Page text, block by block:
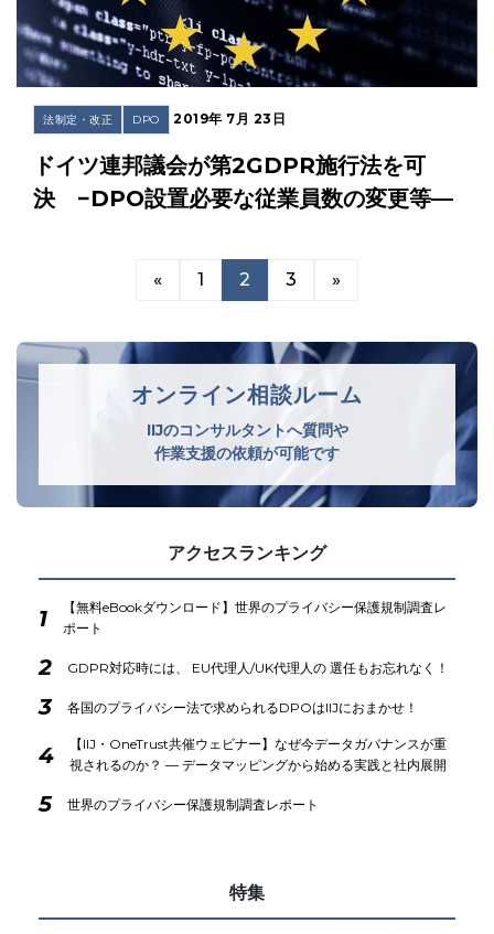
法制定・改正 DPO 2019年 7月 23日
ドイツ連邦議会が第2GDPR施行法を可
決 −DPO設置必要な従業員数の変更等—
« 1 2 3 »
オンライン相談ルーム
IIJのコンサルタントへ質問や
作業支援の依頼が可能です
アクセスランキング
1
【無料eBookダウンロード】世界のプライバシー保護規制調査レ
ポート
2 GDPR対応時には、 EU代理人/UK代理人の 選任もお忘れなく！
3 各国のプライバシー法で求められるDPOはIIJにおまかせ！
4
【IIJ・OneTrust共催ウェビナー】なぜ今データガバナンスが重
視されるのか？ ― データマッピングから始める実践と社内展開
5 世界のプライバシー保護規制調査レポート
特集